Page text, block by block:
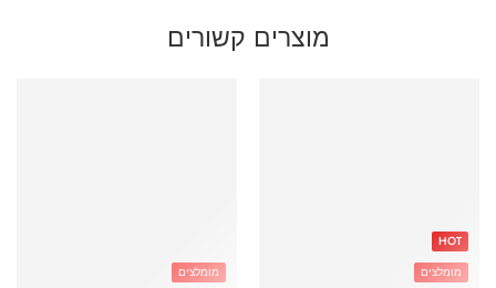
מוצרים קשורים
HOT
מומלצים
מומלצים